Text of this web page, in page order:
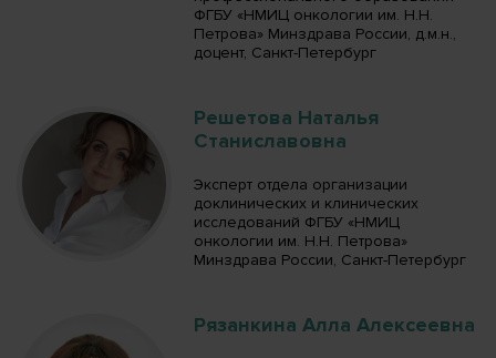
ФГБУ «НМИЦ онкологии им. Н.Н.
Петрова» Минздрава России, д.м.н.,
доцент, Санкт-Петербург
Решетова Наталья
Станиславовна
Эксперт отдела организации
доклинических и клинических
исследований ФГБУ «НМИЦ
онкологии им. Н.Н. Петрова»
Минздрава России, Санкт-Петербург
Рязанкина Алла Алексеевна